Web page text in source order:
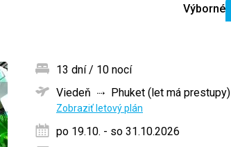
Výborné
13 dní / 10 nocí
Viedeň
Phuket (let má prestupy)
Zobraziť letový plán
po 19.10. - so 31.10.2026